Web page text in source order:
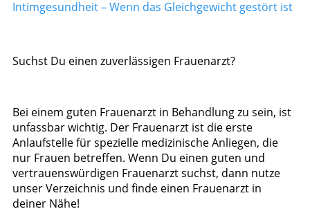
Intimgesundheit – Wenn das Gleichgewicht gestört ist
Suchst Du einen zuverlässigen Frauenarzt?
Bei einem guten Frauenarzt in Behandlung zu sein, ist
unfassbar wichtig. Der Frauenarzt ist die erste
Anlaufstelle für spezielle medizinische Anliegen, die
nur Frauen betreffen. Wenn Du einen guten und
vertrauenswürdigen Frauenarzt suchst, dann nutze
unser Verzeichnis und finde einen Frauenarzt in
deiner Nähe!